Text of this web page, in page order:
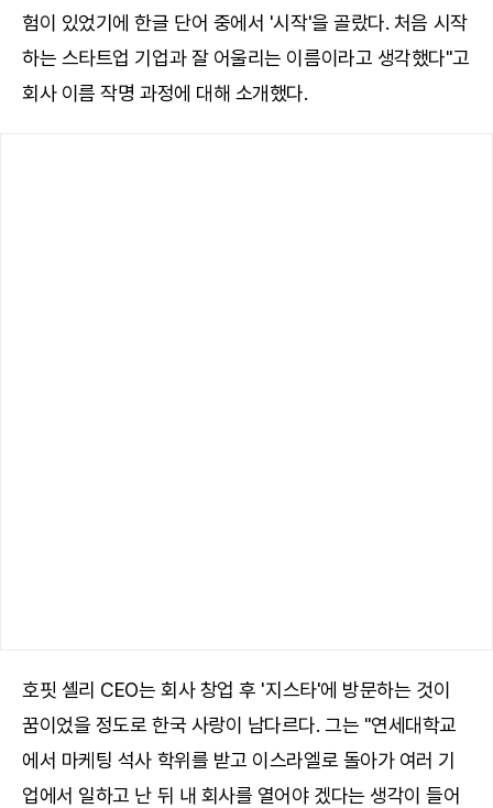
험이 있었기에 한글 단어 중에서 '시작'을 골랐다. 처음 시작
하는 스타트업 기업과 잘 어울리는 이름이라고 생각했다"고
회사 이름 작명 과정에 대해 소개했다.
호핏 셸리 CEO는 회사 창업 후 '지스타'에 방문하는 것이
꿈이었을 정도로 한국 사랑이 남다르다. 그는 "연세대학교
에서 마케팅 석사 학위를 받고 이스라엘로 돌아가 여러 기
업에서 일하고 난 뒤 내 회사를 열어야 겠다는 생각이 들어